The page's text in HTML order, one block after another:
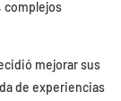
complejos
mejorar sus
de experiencias